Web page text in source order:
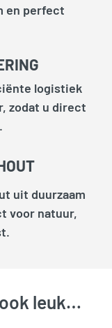
en perfect
logistiek
zodat u direct
uit duurzaam
voor natuur,
leuk…